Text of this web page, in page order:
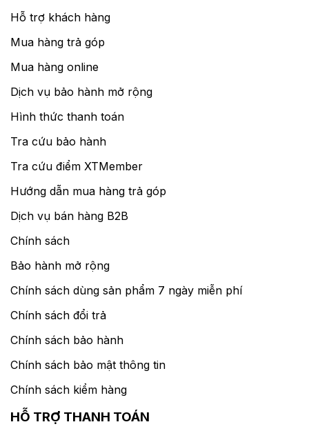
Hỗ trợ khách hàng
Mua hàng trả góp
Mua hàng online
Dịch vụ bảo hành mở rộng
Hình thức thanh toán
Tra cứu bảo hành
Tra cứu điểm XTMember
Hướng dẫn mua hàng trả góp
Dịch vụ bán hàng B2B
Chính sách
Bảo hành mở rộng
Chính sách dùng sản phẩm 7 ngày miễn phí
Chính sách đổi trả
Chính sách bảo hành
Chính sách bảo mật thông tin
Chính sách kiểm hàng
HỖ TRỢ THANH TOÁN